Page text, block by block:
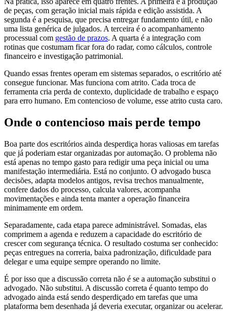
de peças, com geração inicial mais rápida e edição assistida. A
segunda é a pesquisa, que precisa entregar fundamento útil, e não
uma lista genérica de julgados. A terceira é o acompanhamento
processual com gestão de prazos. A quarta é a integração com
rotinas que costumam ficar fora do radar, como cálculos, controle
financeiro e investigação patrimonial.
Quando essas frentes operam em sistemas separados, o escritório até
consegue funcionar. Mas funciona com atrito. Cada troca de
ferramenta cria perda de contexto, duplicidade de trabalho e espaço
para erro humano. Em contencioso de volume, esse atrito custa caro.
Onde o contencioso mais perde tempo
Boa parte dos escritórios ainda desperdiça horas valiosas em tarefas
que já poderiam estar organizadas por automação. O problema não
está apenas no tempo gasto para redigir uma peça inicial ou uma
manifestação intermediária. Está no conjunto. O advogado busca
decisões, adapta modelos antigos, revisa trechos manualmente,
confere dados do processo, calcula valores, acompanha
movimentações e ainda tenta manter a operação financeira
minimamente em ordem.
Separadamente, cada etapa parece administrável. Somadas, elas
comprimem a agenda e reduzem a capacidade do escritório de
crescer com segurança técnica. O resultado costuma ser conhecido:
peças entregues na correria, baixa padronização, dificuldade para
delegar e uma equipe sempre operando no limite.
É por isso que a discussão correta não é se a automação substitui o
advogado. Não substitui. A discussão correta é quanto tempo do
advogado ainda está sendo desperdiçado em tarefas que uma
plataforma bem desenhada já deveria executar, organizar ou acelerar.